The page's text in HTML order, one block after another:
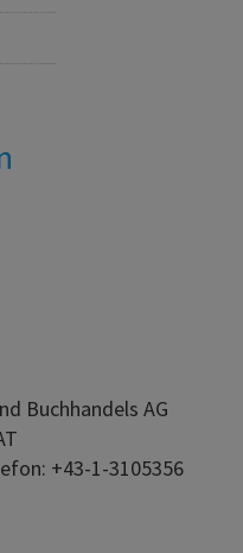
Buchhandels AG
+43-1-3105356